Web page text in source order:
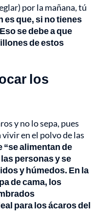
por la mañana, tú
es que, si no tienes
se debe a que
de estos
los
y no lo sepa, pues
en el polvo de las
“se alimentan de
personas y se
y húmedos. En la
de cama, los
para los ácaros del